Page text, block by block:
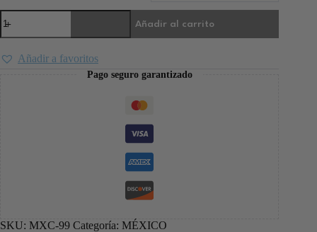
Añadir al carrito
Añadir a favoritos
Pago seguro garantizado
SKU: MXC-99 Categoría: MÉXICO